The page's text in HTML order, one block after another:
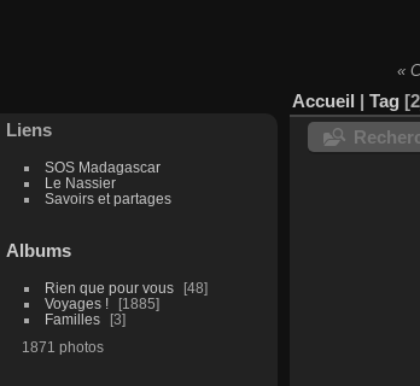
«
Liens
SOS Madagascar
Le Nassier
Savoirs et partages
Albums
Rien que pour vous
48
Voyages !
1885
Familles
3
1871 photos
Accueil | Tag 2